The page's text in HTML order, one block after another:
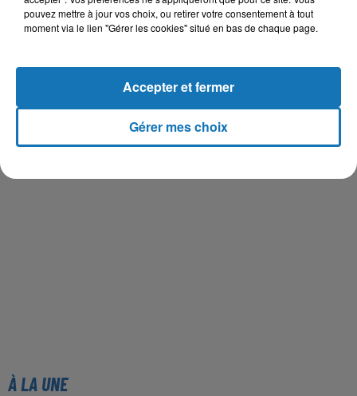
À LA UNE
pouvez mettre à jour vos choix, ou retirer votre consentement à tout
moment via le lien "Gérer les cookies" situé en bas de chaque page.
Gérer mes choix
Accepter et fermer